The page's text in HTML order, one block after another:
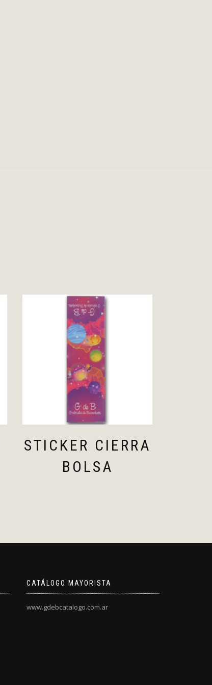
STICKER CIERRA
BOLSA
CATÁLOGO MAYORISTA
www.gdebcatalogo.com.ar